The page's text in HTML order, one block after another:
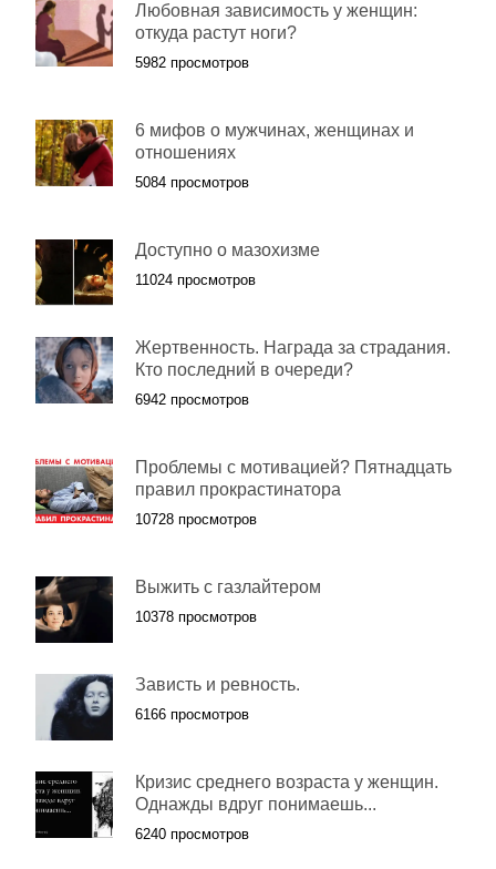
Любовная зависимость у женщин:
откуда растут ноги?
5982 просмотров
6 мифов о мужчинах, женщинах и
отношениях
5084 просмотров
Доступно о мазохизме
11024 просмотров
Жертвенность. Награда за страдания.
Кто последний в очереди?
6942 просмотров
Проблемы с мотивацией? Пятнадцать
правил прокрастинатора
10728 просмотров
Выжить с газлайтером
10378 просмотров
Зависть и ревность.
6166 просмотров
Кризис среднего возраста у женщин.
Однажды вдруг понимаешь...
6240 просмотров